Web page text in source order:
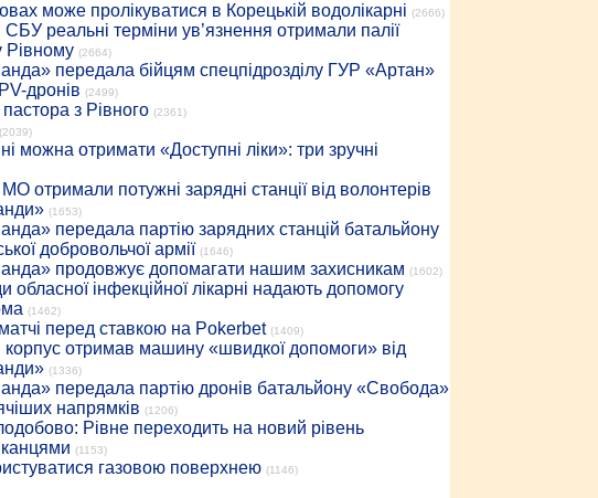
може пролікуватися в Корецькій водолікарні (2666)
реальні терміни ув’язнення отримали палії
Рівному (2664)
передала бійцям спецпідрозділу ГУР «Артан»
дронів (2499)
з Рівного (2361)
(2039)
можна отримати «Доступні ліки»: три зручні
отримали потужні зарядні станції від волонтерів
(1653)
передала партію зарядних станцій батальйону
добровольчої армії (1646)
продовжує допомагати нашим захисникам (1602)
обласної інфекційної лікарні надають допомогу
(1462)
перед ставкою на Pokerbet (1409)
корпус отримав машину «швидкої допомоги» від
(1336)
передала партію дронів батальйону «Свобода»
напрямків (1206)
Рівне переходить на новий рівень
(1153)
газовою поверхнею (1146)